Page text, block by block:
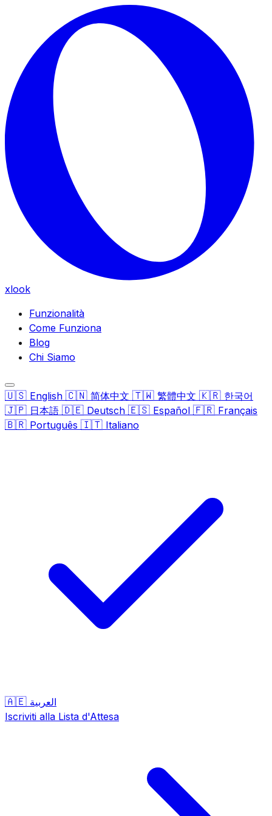
Skip to main content
xlook
Funzionalità
Come Funziona
Blog
Chi Siamo
🇺🇸 English 🇨🇳 简体中文 🇹🇼 繁體中文 🇰🇷 한국어
🇯🇵 日本語 🇩🇪 Deutsch 🇪🇸 Español 🇫🇷 Français
🇧🇷 Português 🇮🇹 Italiano
🇦🇪 العربية
Iscriviti alla Lista d'Attesa